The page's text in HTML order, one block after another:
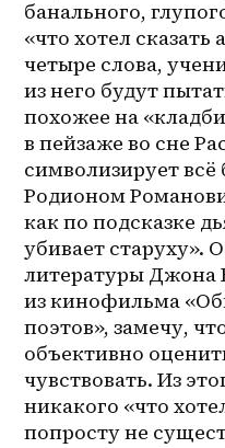
банального,
«что хотел
четыре слова,
из него будут
похожее на
в пейзаже во сне
символизирует всё
Родионом
как по подсказке
убивает старуху».
литературы Джона
из кинофильма
поэтов», замечу,
объективно
чувствовать. Из
никакого «что
попросту не